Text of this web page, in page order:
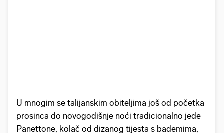
U mnogim se talijanskim obiteljima još od početka
prosinca do novogodišnje noći tradicionalno jede
Panettone, kolač od dizanog tijesta s bademima,